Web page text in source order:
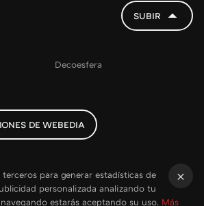
SUBIR
Decoesfera
DE WEBEDIA
para generar estadísticas de
personalizada analizando tu
estarás aceptando su uso. Más